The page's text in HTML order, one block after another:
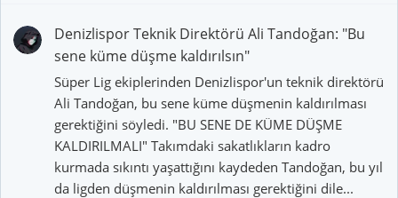
Denizlispor Teknik Direktörü Ali Tandoğan: "Bu
sene küme düşme kaldırılsın"
Süper Lig ekiplerinden Denizlispor'un teknik direktörü
Ali Tandoğan, bu sene küme düşmenin kaldırılması
gerektiğini söyledi. "BU SENE DE KÜME DÜŞME
KALDIRILMALI" Takımdaki sakatlıkların kadro
kurmada sıkıntı yaşattığını kaydeden Tandoğan, bu yıl
da ligden düşmenin kaldırılması gerektiğini dile...